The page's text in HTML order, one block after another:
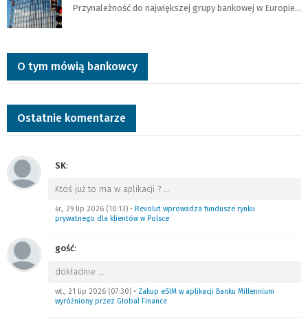
Przynależność do największej grupy bankowej w Europie…
O tym mówią bankowcy
Ostatnie komentarze
SK:
Ktoś już to ma w aplikacji ? …
śr., 29 lip 2026 (10:13) • Revolut wprowadza fundusze rynku
prywatnego dla klientów w Polsce
gość:
dokładnie …
wt., 21 lip 2026 (07:30) • Zakup eSIM w aplikacji Banku Millennium
wyróżniony przez Global Finance